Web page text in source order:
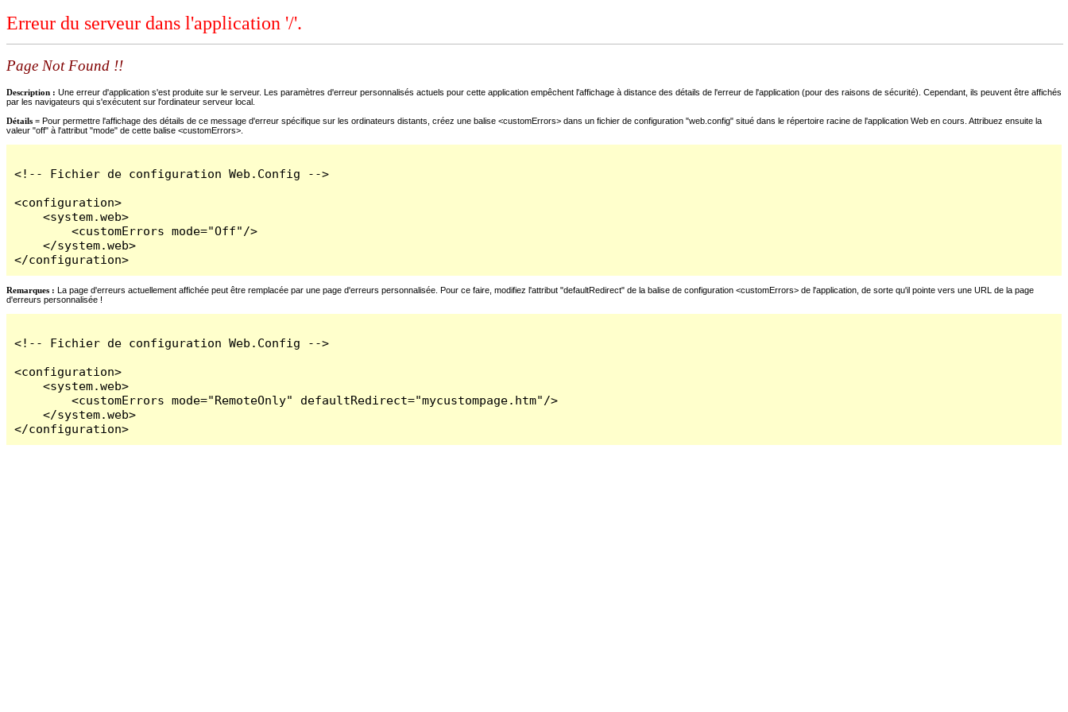
Erreur du serveur dans l'application '/'.
Page Not Found !!
Description : Une erreur d'application s'est produite sur le serveur. Les paramètres d'erreur personnalisés actuels pour cette application empêchent l'affichage à distance des détails de l'erreur de l'application (pour des raisons de sécurité). Cependant, ils peuvent être affichés
par les navigateurs qui s'exécutent sur l'ordinateur serveur local.
Détails = Pour permettre l'affichage des détails de ce message d'erreur spécifique sur les ordinateurs distants, créez une balise <customErrors> dans un fichier de configuration "web.config" situé dans le répertoire racine de l'application Web en cours. Attribuez ensuite la
valeur "off" à l'attribut "mode" de cette balise <customErrors>.
<!-- Fichier de configuration Web.Config -->
<configuration>
    <system.web>
        <customErrors mode="Off"/>
    </system.web>
</configuration>
Remarques : La page d'erreurs actuellement affichée peut être remplacée par une page d'erreurs personnalisée. Pour ce faire, modifiez l'attribut "defaultRedirect" de la balise de configuration <customErrors> de l'application, de sorte qu'il pointe vers une URL de la page
d'erreurs personnalisée !
<!-- Fichier de configuration Web.Config -->
<configuration>
    <system.web>
        <customErrors mode="RemoteOnly" defaultRedirect="mycustompage.htm"/>
    </system.web>
</configuration>